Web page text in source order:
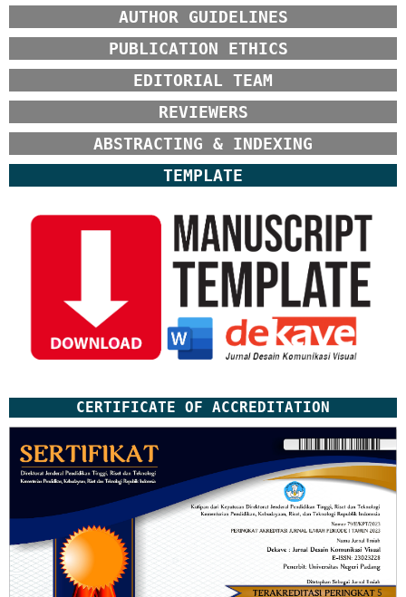
AUTHOR GUIDELINES
PUBLICATION ETHICS
EDITORIAL TEAM
REVIEWERS
ABSTRACTING & INDEXING
TEMPLATE
CERTIFICATE OF ACCREDITATION